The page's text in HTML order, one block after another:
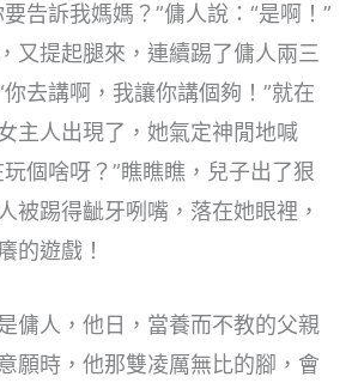
告訴我媽媽？”傭人說：“是啊！”
又提起腿來，連續踢了傭人兩三
去講啊，我讓你講個夠！”就在
主人出現了，她氣定神閒地喊
個啥呀？”瞧瞧瞧，兒子出了狠
被踢得齜牙咧嘴，落在她眼裡，
的遊戲！
傭人，他日，當養而不教的父親
願時，他那雙凌厲無比的腳，會